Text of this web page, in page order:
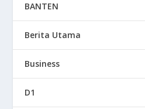
BANTEN
Berita Utama
Business
D1